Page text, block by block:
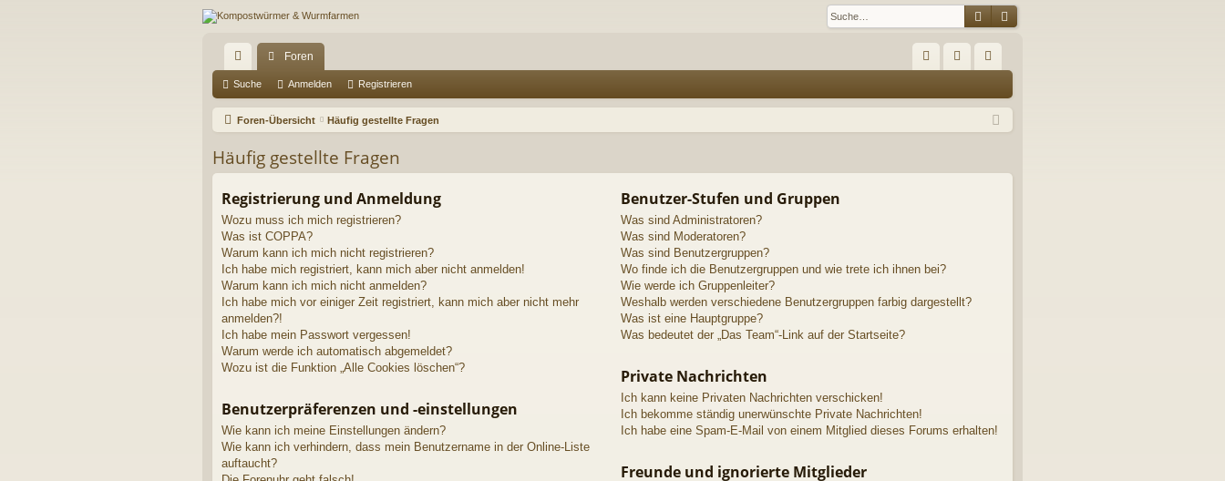
SucheErweiterte Suche
ch
ne
ug
riff
Foren
Q m ist
Suche Anmelden Registrieren
Foren-Übersicht Häufig gestellte Fragen
Häufig gestellte Fragen
Registrierung und Anmeldung
Wozu muss ich mich registrieren?
Was ist COPPA?
Warum kann ich mich nicht registrieren?
Ich habe mich registriert, kann mich aber nicht anmelden!
Warum kann ich mich nicht anmelden?
Ich habe mich vor einiger Zeit registriert, kann mich aber nicht mehr
anmelden?!
Ich habe mein Passwort vergessen!
Warum werde ich automatisch abgemeldet?
Wozu ist die Funktion „Alle Cookies löschen“?
Benutzerpräferenzen und -einstellungen
Wie kann ich meine Einstellungen ändern?
Wie kann ich verhindern, dass mein Benutzername in der Online-Liste
auftaucht?
Benutzer-Stufen und Gruppen
Was sind Administratoren?
Was sind Moderatoren?
Was sind Benutzergruppen?
Wo finde ich die Benutzergruppen und wie trete ich ihnen bei?
Wie werde ich Gruppenleiter?
Weshalb werden verschiedene Benutzergruppen farbig dargestellt?
Was ist eine Hauptgruppe?
Was bedeutet der „Das Team“-Link auf der Startseite?
Private Nachrichten
Ich kann keine Privaten Nachrichten verschicken!
Ich bekomme ständig unerwünschte Private Nachrichten!
Ich habe eine Spam-E-Mail von einem Mitglied dieses Forums erhalten!
Freunde und ignorierte Mitglieder